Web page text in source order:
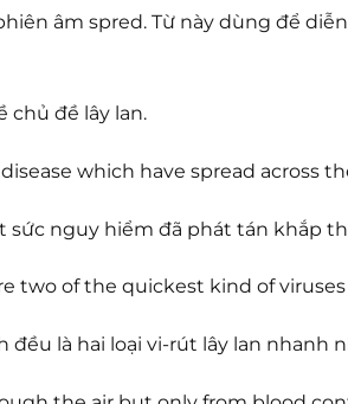
âm spred. Từ này dùng để
chủ đề lây lan.
which have spread across
sức nguy hiểm đã phát tán khắp
two of the quickest kind of
đều là hai loại vi-rút lây lan nhanh